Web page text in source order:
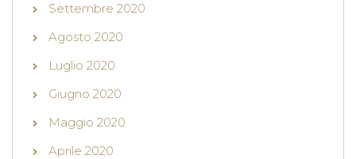
Settembre 2020
Agosto 2020
Luglio 2020
Giugno 2020
Maggio 2020
Aprile 2020